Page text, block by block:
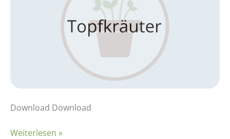
Download Download
Weiterlesen »